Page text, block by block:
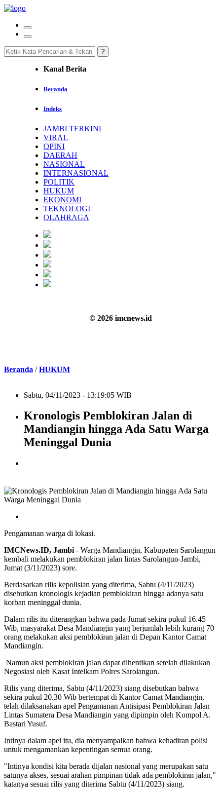
Kanal Berita
Beranda
Indeks
JAMBI TERKINI
VIRAL
OPINI
DAERAH
NASIONAL
INTERNASIONAL
POLITIK
HUKUM
EKONOMI
TEKNOLOGI
OLAHRAGA
© 2026 imcnews.id
Beranda /HUKUM
Sabtu, 04/11/2023 - 13:19:05 WIB
Kronologis Pemblokiran Jalan di
Mandiangin hingga Ada Satu Warga
Meninggal Dunia
Pengamanan warga di lokasi.
IMCNews.ID, Jambi - Warga Mandiangin, Kabupaten Sarolangun
kembali melakukan pemblokiran jalan lintas Sarolangun-Jambi,
Jumat (3/11/2023) sore.
Berdasarkan rilis kepolisian yang diterima, Sabtu (4/11/2023)
disebutkan kronologis kejadian pemblokiran hingga adanya satu
korban meninggal dunia.
Dalam rilis itu diterangkan bahwa pada Jumat sekira pukul 16.45
Wib, masyarakat Desa Mandiangin yang berjumlah lebih kurang 70
orang melakukan aksi pemblokiran jalan di Depan Kantor Camat
Mandiangin.
Namun aksi pemblokiran jalan dapat dihentikan setelah dilakukan
Negosiasi oleh Kasat Intelkam Polres Sarolangun.
Rilis yang diterima, Sabtu (4/11/2023) siang disebutkan bahwa
sekira pukul 20.30 Wib bertempat di Kantor Camat Mandiangin,
telah dilaksanakan apel Pengamanan Antisipasi Pemblokiran Jalan
Lintas Sumatera Desa Mandiangin yang dipimpin oleh Kompol A.
Bastari Yusuf.
Intinya dalam apel itu, dia menyampaikan bahwa kehadiran polisi
untuk mengamankan kepentingan semua orang.
"Intinya kondisi kita berada dijalan nasional yang merupakan satu
satunya akses, sesuai arahan pimpinan tidak ada pemblokiran jalan,"
katanya sesuai rilis yang diterima Sabtu (4/11/2023) siang.